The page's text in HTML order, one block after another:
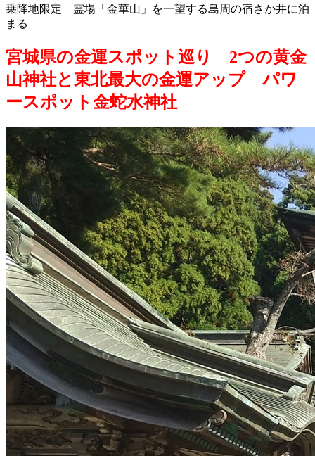
乗降地限定 霊場「金華山」を一望する島周の宿さか井に泊
まる
宮城県の金運スポット巡り 2つの黄金
山神社と東北最大の金運アップ パワ
ースポット金蛇水神社